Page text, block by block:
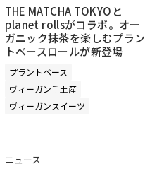
THE MATCHA TOKYOと
planet rollsがコラボ。オー
ガニック抹茶を楽しむプラン
トベースロールが新登場
プラントベース
ヴィーガン手土産
ヴィーガンスイーツ
ニュース